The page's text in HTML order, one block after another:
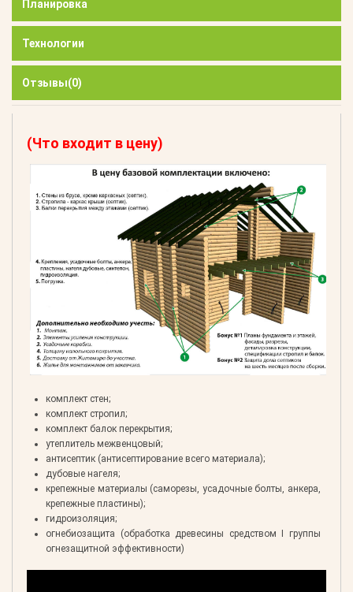
Планировка
Технологии
Отзывы(0)
(Что входит в цену)
комплект стен;
комплект стропил;
комплект балок перекрытия;
утеплитель межвенцовый;
антисептик (антисептирование всего материала);
дубовые нагеля;
крепежные материалы (саморезы, усадочные болты, анкера,
крепежные пластины);
гидроизоляция;
огнебиозащита (обработка древесины средством I группы
огнезащитной эффективности)